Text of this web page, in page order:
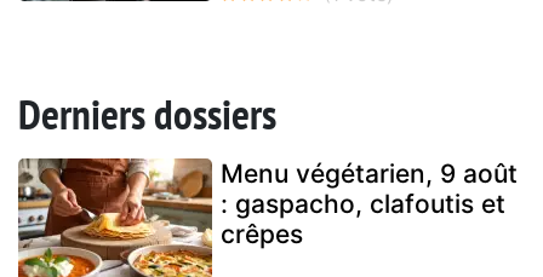
Derniers dossiers
Menu végétarien, 9 août
: gaspacho, clafoutis et
crêpes